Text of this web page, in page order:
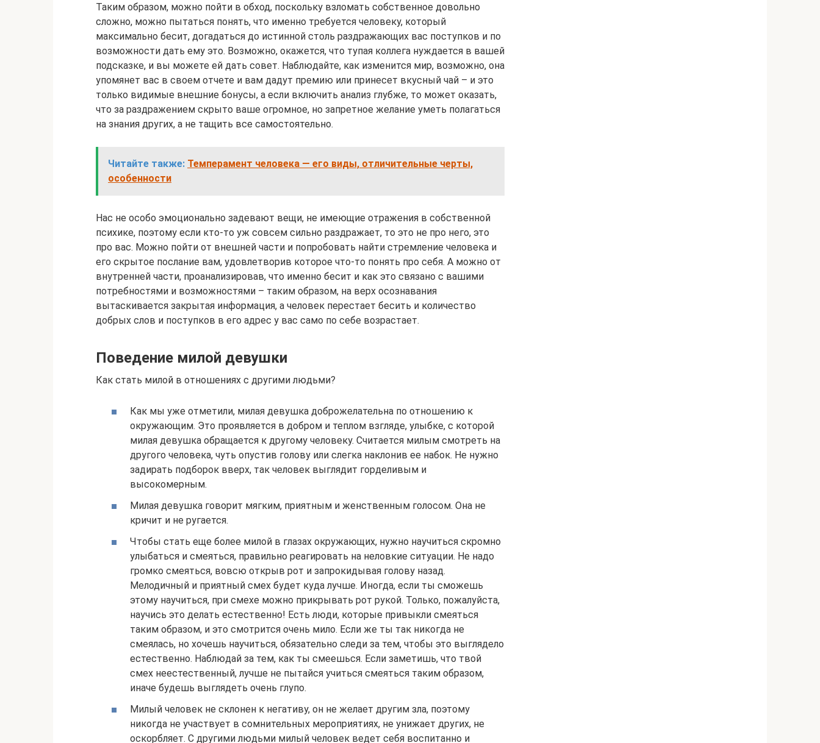
Таким образом, можно пойти в обход, поскольку взломать собственное довольно
сложно, можно пытаться понять, что именно требуется человеку, который
максимально бесит, догадаться до истинной столь раздражающих вас поступков и по
возможности дать ему это. Возможно, окажется, что тупая коллега нуждается в вашей
подсказке, и вы можете ей дать совет. Наблюдайте, как изменится мир, возможно, она
упомянет вас в своем отчете и вам дадут премию или принесет вкусный чай – и это
только видимые внешние бонусы, а если включить анализ глубже, то может оказать,
что за раздражением скрыто ваше огромное, но запретное желание уметь полагаться
на знания других, а не тащить все самостоятельно.
Читайте также: Темперамент человека — его виды, отличительные черты,
особенности
Нас не особо эмоционально задевают вещи, не имеющие отражения в собственной
психике, поэтому если кто-то уж совсем сильно раздражает, то это не про него, это
про вас. Можно пойти от внешней части и попробовать найти стремление человека и
его скрытое послание вам, удовлетворив которое что-то понять про себя. А можно от
внутренней части, проанализировав, что именно бесит и как это связано с вашими
потребностями и возможностями – таким образом, на верх осознавания
вытаскивается закрытая информация, а человек перестает бесить и количество
добрых слов и поступков в его адрес у вас само по себе возрастает.
Поведение милой девушки
Как стать милой в отношениях с другими людьми?
Как мы уже отметили, милая девушка доброжелательна по отношению к
окружающим. Это проявляется в добром и теплом взгляде, улыбке, с которой
милая девушка обращается к другому человеку. Считается милым смотреть на
другого человека, чуть опустив голову или слегка наклонив ее набок. Не нужно
задирать подборок вверх, так человек выглядит горделивым и
высокомерным.
Милая девушка говорит мягким, приятным и женственным голосом. Она не
кричит и не ругается.
Чтобы стать еще более милой в глазах окружающих, нужно научиться скромно
улыбаться и смеяться, правильно реагировать на неловкие ситуации. Не надо
громко смеяться, вовсю открыв рот и запрокидывая голову назад.
Мелодичный и приятный смех будет куда лучше. Иногда, если ты сможешь
этому научиться, при смехе можно прикрывать рот рукой. Только, пожалуйста,
научись это делать естественно! Есть люди, которые привыкли смеяться
таким образом, и это смотрится очень мило. Если же ты так никогда не
смеялась, но хочешь научиться, обязательно следи за тем, чтобы это выглядело
естественно. Наблюдай за тем, как ты смеешься. Если заметишь, что твой
смех неестественный, лучше не пытайся учиться смеяться таким образом,
иначе будешь выглядеть очень глупо.
Милый человек не склонен к негативу, он не желает другим зла, поэтому
никогда не участвует в сомнительных мероприятиях, не унижает других, не
оскорбляет. С другими людьми милый человек ведет себя воспитанно и